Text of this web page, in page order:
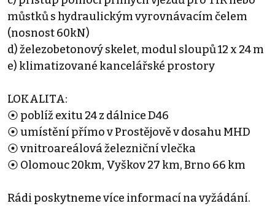
můstků s hydraulickým vyrovnávacím čelem
(nosnost 60kN)
d) železobetonový skelet, modul sloupů 12 x 24 m
e) klimatizované kancelářské prostory
LOKALITA:
⦿ poblíž exitu 24 z dálnice D46
⦿ umístění přímo v Prostějově v dosahu MHD
⦿ vnitroareálová železniční vlečka
⦿ Olomouc 20km, Vyškov 27 km, Brno 66 km
Rádi poskytneme více informací na vyžádání.